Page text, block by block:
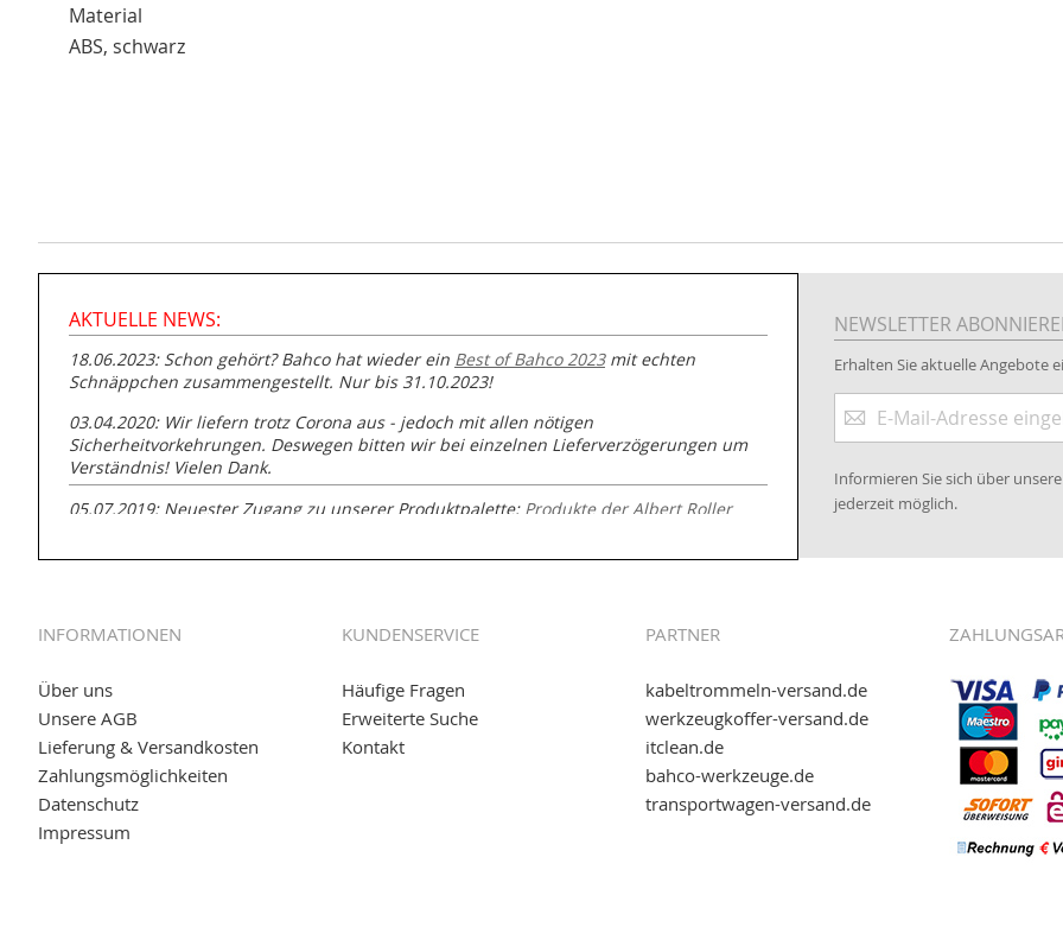
Material
ABS, schwarz
AKTUELLE NEWS:
18.06.2023: Schon gehört? Bahco hat wieder ein Best of Bahco 2023mit echten
Schnäppchen zusammengestellt. Nur bis 31.10.2023!
03.04.2020: Wir liefern trotz Corona aus - jedoch mit allen nötigen
Sicherheitvorkehrungen. Deswegen bitten wir bei einzelnen Lieferverzögerungen um
Verständnis! Vielen Dank.
05.07.2019: Neuester Zugang zu unserer Produktpalette: Produkte der Albert Roller
04.11.2018: Überarbeitung der Corporate Identity (CI)
- Zahlung per paydirekt
16.01.2017:
- Visa & MasterCard (inkl. Maestro)
12.01.2017: JETZT NEU- giropay, SOFORT-Überweisung sowie eps (PAYONE)
05.09.2016: NEUE Topseller bei
11.08.2016: Gerade entsteht unser "neuer" Partnershop
NEWSLETTER
Erhalten Sie aktuelle Angebote
zum
Informieren Sie sich über
jederzeit möglich.
INFORMATIONEN
Über uns
Unsere AGB
Lieferung & Versandkosten
Zahlungsmöglichkeiten
Datenschutz
Impressum
KUNDENSERVICE
Häufige Fragen
Erweiterte Suche
Kontakt
PARTNER
kabeltrommeln-versand.de
werkzeugkoffer-versand.de
itclean.de
bahco-werkzeuge.de
transportwagen-versand.de